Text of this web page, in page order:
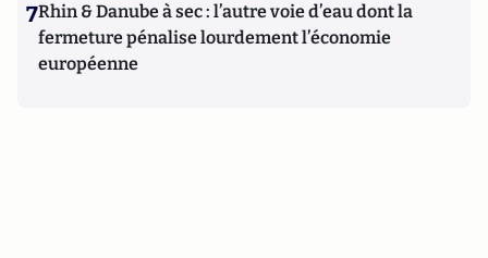
7Rhin & Danube à sec : l’autre voie d’eau dont la
fermeture pénalise lourdement l’économie
européenne